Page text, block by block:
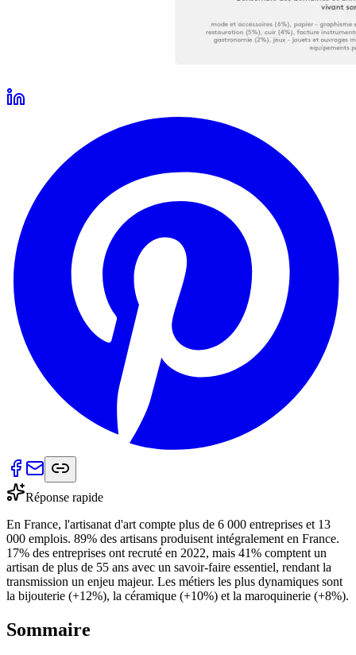
Réponse rapide
En France, l'artisanat d'art compte plus de 6 000 entreprises et 13
000 emplois. 89% des artisans produisent intégralement en France.
17% des entreprises ont recruté en 2022, mais 41% comptent un
artisan de plus de 55 ans avec un savoir-faire essentiel, rendant la
transmission un enjeu majeur. Les métiers les plus dynamiques sont
la bijouterie (+12%), la céramique (+10%) et la maroquinerie (+8%).
Sommaire